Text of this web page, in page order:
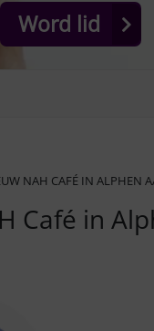
Word lid
NAH CAFÉ IN ALPHEN
Café in